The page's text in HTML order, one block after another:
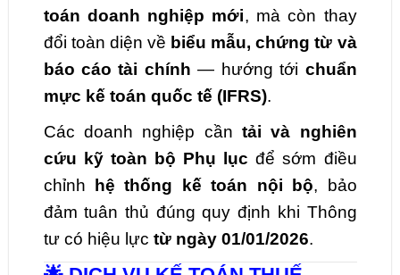
toán doanh nghiệp mới, mà còn thay
đổi toàn diện về biểu mẫu, chứng từ và
báo cáo tài chính — hướng tới chuẩn
mực kế toán quốc tế (IFRS).
Các doanh nghiệp cần tải và nghiên
cứu kỹ toàn bộ Phụ lục để sớm điều
chỉnh
hệ thống kế toán nội bộ, bảo
đảm tuân thủ đúng quy định khi Thông
tư có hiệu lực từ ngày 01/01/2026.